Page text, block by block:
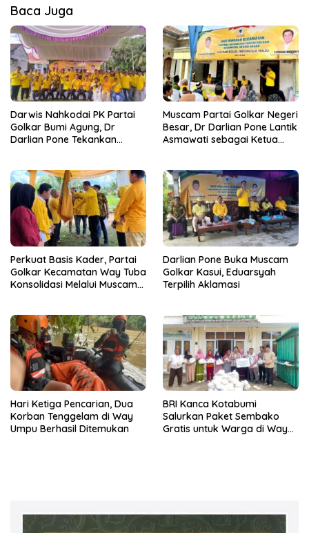
Baca Juga
Darwis Nahkodai PK Partai
Golkar Bumi Agung, Dr
Darlian Pone Tekankan
Muscam Partai Golkar Negeri
Besar, Dr Darlian Pone Lantik
Asmawati sebagai Ketua
Perkuat Basis Kader, Partai
Golkar Kecamatan Way Tuba
Konsolidasi Melalui Muscam
Darlian Pone Buka Muscam
Golkar Kasui, Eduarsyah
Terpilih Aklamasi
Hari Ketiga Pencarian, Dua
Korban Tenggelam di Way
Umpu Berhasil Ditemukan
BRI Kanca Kotabumi
Salurkan Paket Sembako
Gratis untuk Warga di Way